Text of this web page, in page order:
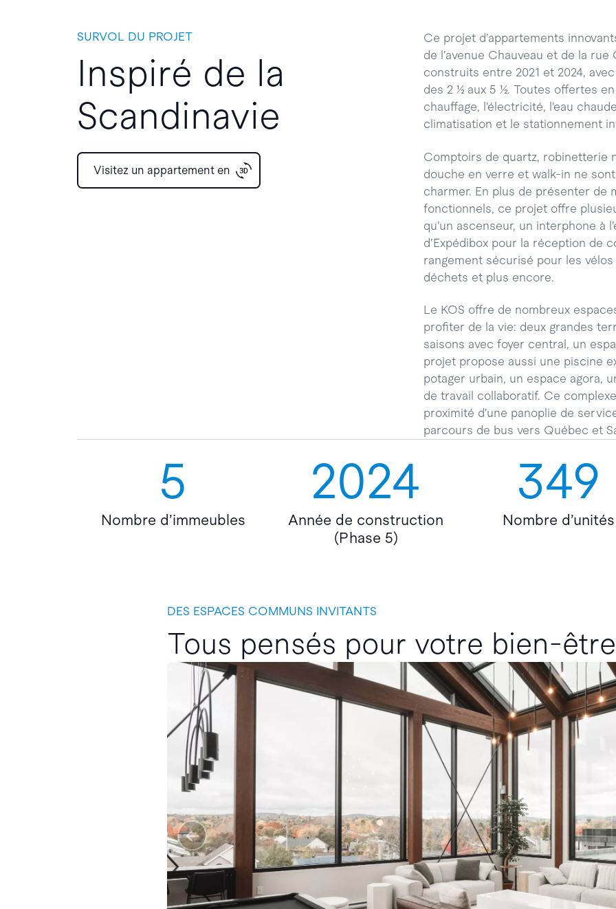
SURVOL DU PROJET
Inspiré de la
Scandinavie
Visitez un appartement en
Ce projet d’appartements
de l’avenue Chauveau et de la
construits entre 2021 et 2024,
des 2 ½ aux 5 ½. Toutes offertes
chauffage, l’électricité, l’eau
climatisation et le stationnement
Comptoirs de quartz, robinetterie
douche en verre et walk-in ne
charmer. En plus de présenter de
fonctionnels, ce projet offre
qu’un ascenseur, un interphone à
d’Expédibox pour la réception de
rangement sécurisé pour les
déchets et plus encore.
Le KOS offre de nombreux
profiter de la vie: deux grandes
saisons avec foyer central, un
projet propose aussi une piscine
potager urbain, un espace agora,
de travail collaboratif. Ce
proximité d’une panoplie de
parcours de bus vers Québec et
5
Nombre d’immeubles
2024
Année de construction
(Phase 5)
349
Nombre d’unités
DES ESPACES COMMUNS INVITANTS
Tous pensés pour votre bien-être